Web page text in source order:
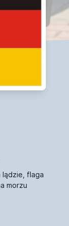
lądzie, flaga
morzu